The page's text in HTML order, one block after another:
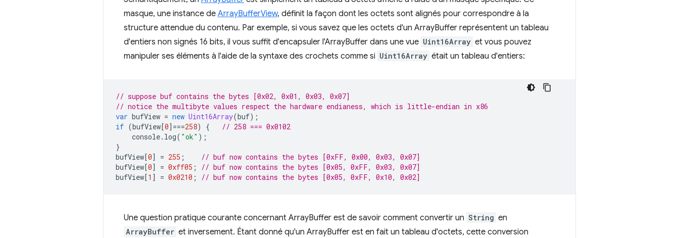
masque, une instance de ArrayBufferView, définit la façon dont les octets sont alignés pour correspondre à la
structure attendue du contenu. Par exemple, si vous savez que les octets d'un ArrayBuffer représentent un tableau
d'entiers non signés 16 bits, il vous suffit d'encapsuler l'ArrayBuffer dans une vue Uint16Array et vous pouvez
manipuler ses éléments à l'aide de la syntaxe des crochets comme si Uint16Array était un tableau d'entiers:
// suppose buf contains the bytes [0x02, 0x01, 0x03, 0x07]
// notice the multibyte values respect the hardware endianess, which is little-endian in x86
var bufView = new Uint16Array(buf);
if (bufView[0] ===258) {
// 258 === 0x0102
console. log( "ok" );
}
bufView[0] = 255 ;
// buf now contains the bytes [0xFF, 0x00, 0x03, 0x07]
bufView[0] = 0xff05 ;
// buf now contains the bytes [0x05, 0xFF, 0x03, 0x07]
bufView[1 ] = 0x0210 ; // buf now contains the bytes [0x05, 0xFF, 0x10, 0x02]
Une question pratique courante concernant ArrayBuffer est de savoir comment convertir un String en
ArrayBuffer et inversement. Étant donné qu'un ArrayBuffer est en fait un tableau d'octets, cette conversion